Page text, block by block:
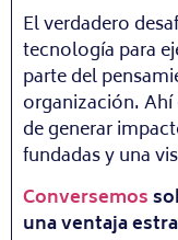
El verdadero
tecnología para
parte del
organización.
de generar
fundadas y una
Conversemos
una ventaja